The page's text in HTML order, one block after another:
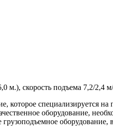
м.), скорость подъема 7,2/
которое специализируется
оборудование,